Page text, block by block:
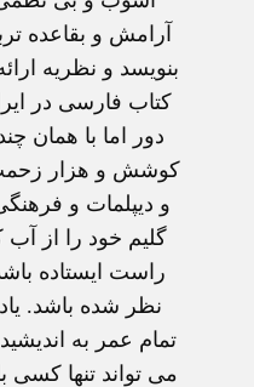
آرامش و بقاعده
بنويسد و نظريه
کتاب فارسی در
دور اما با همان
کوشش و هزار زحمت
و ديپلمات و
گليم خود را از
راست ايستاده
نظر شده باشد.
تمام عمر به
می تواند تنها